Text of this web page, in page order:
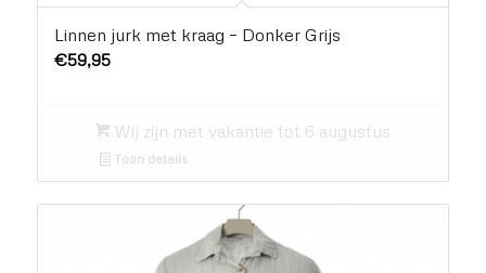
Linnen jurk met kraag – Donker Grijs
€59,95
Wij zijn met vakantie tot 6 augustus
Toon details